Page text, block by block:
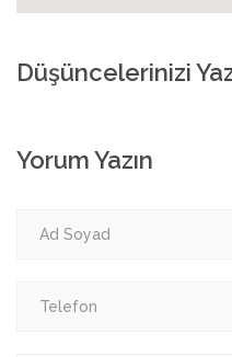
Düşüncelerinizi
Yorum Yazın